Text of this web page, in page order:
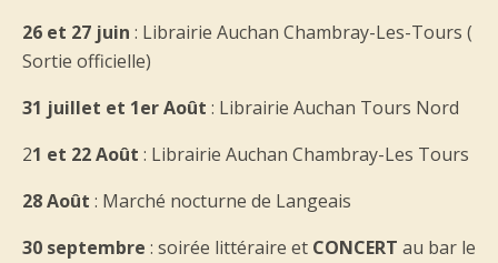
26 et 27 juin : Librairie Auchan Chambray-Les-Tours (
Sortie officielle)
31 juillet et 1er Août : Librairie Auchan Tours Nord
21 et 22 Août : Librairie Auchan Chambray-Les Tours
28 Août : Marché nocturne de Langeais
30 septembre : soirée littéraire et CONCERT au bar le